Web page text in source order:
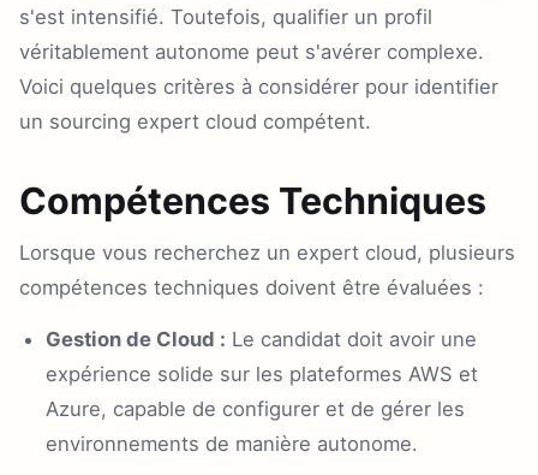
s'est intensifié. Toutefois, qualifier un profil
véritablement autonome peut s'avérer complexe.
Voici quelques critères à considérer pour identifier
un sourcing expert cloud compétent.
Compétences Techniques
Lorsque vous recherchez un expert cloud, plusieurs
compétences techniques doivent être évaluées :
Gestion de Cloud : Le candidat doit avoir une
expérience solide sur les plateformes AWS et
Azure, capable de configurer et de gérer les
environnements de manière autonome.